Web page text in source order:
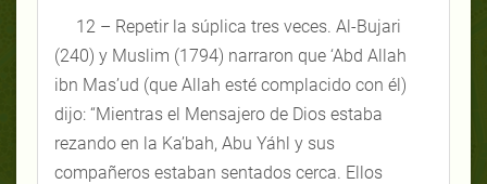
12 – Repetir la súplica tres veces. Al-Bujari
(240) y Muslim (1794) narraron que ‘Abd Allah
ibn Mas’ud (que Allah esté complacido con él)
dijo: “Mientras el Mensajero de Dios estaba
rezando en la Ka’bah, Abu Yáhl y sus
compañeros estaban sentados cerca. Ellos